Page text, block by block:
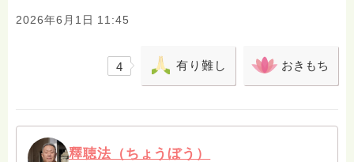
2026年6月1日 11:45
4 有り難し おきもち
釋聴法（ちょうぼう）